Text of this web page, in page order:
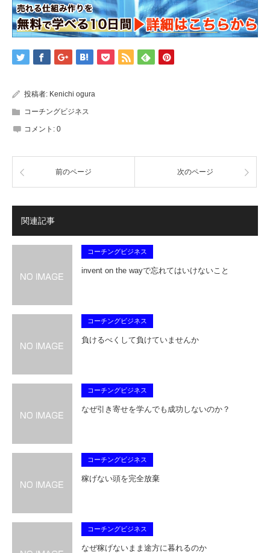
投稿者: Kenichi ogura
コーチングビジネス
コメント: 0
前のページ 次のページ
関連記事
コーチングビジネス
invent on the wayで忘れてはいけないこと
コーチングビジネス
負けるべくして負けていませんか
コーチングビジネス
なぜ引き寄せを学んでも成功しないのか？
コーチングビジネス
稼げない頭を完全放棄
コーチングビジネス
なぜ稼げないまま途方に暮れるのか